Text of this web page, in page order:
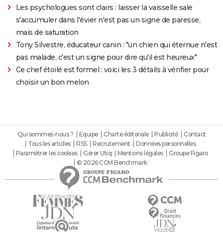
Les psychologues sont clairs : laisser la vaisselle sale
s'accumuler dans l'évier n'est pas un signe de paresse,
mais de saturation
Tony Silvestre, éducateur canin : "un chien qui éternue n'est
pas malade, c'est un signe pour dire qu'il est heureux"
Ce chef étoilé est formel : voici les 3 détails à vérifier pour
choisir un bon melon
Qui sommes-nous ? Equipe Charte éditoriale Publicité
Contact
Tous les articles
RSS Recrutement
Données personnelles
Paramétrer les cookies
Gérer Utiq Mentions légales
Groupe Figaro
© 2026 CCM Benchmark